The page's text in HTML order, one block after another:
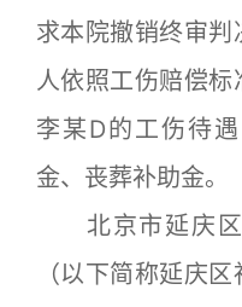
求本院撤销终审
人依照工伤赔偿
李某D的工伤待
金、丧葬补助金。
北京市延庆区
（以下简称延庆